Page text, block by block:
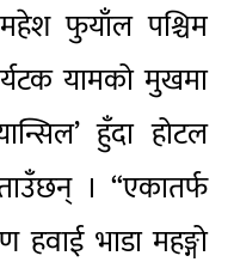
फुयाँल पश्चिम
यामको मुखमा
हुँदा होटल
। “एकातर्फ
भाडा महङ्गो